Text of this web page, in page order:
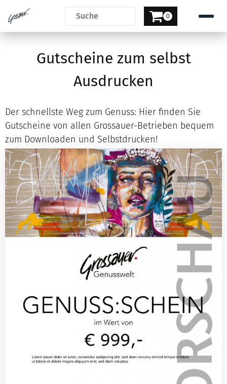
0
Gutscheine zum selbst
Ausdrucken
Der schnellste Weg zum Genuss: Hier finden Sie
Gutscheine von allen Grossauer-Betrieben bequem
zum Downloaden und Selbstdrucken!